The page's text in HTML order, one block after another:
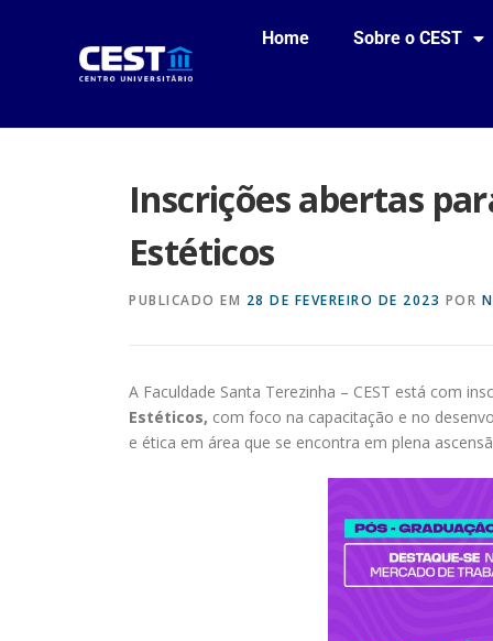
Home Sobre o CEST
Inscrições abertas
Estéticos
PUBLICADO EM 28 DE FEVEREIRO DE 2023 POR
A Faculdade Santa Terezinha – CEST está com
Estéticos, com foco na capacitação e no
e ética em área que se encontra em plena